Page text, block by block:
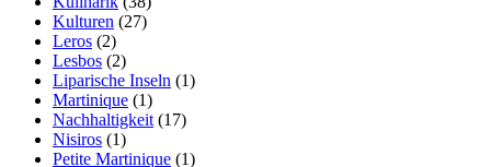
Kulturen (27)
Leros (2)
Lesbos (2)
Liparische Inseln (1)
Martinique (1)
Nachhaltigkeit (17)
Nisiros (1)
Petite Martinique (1)